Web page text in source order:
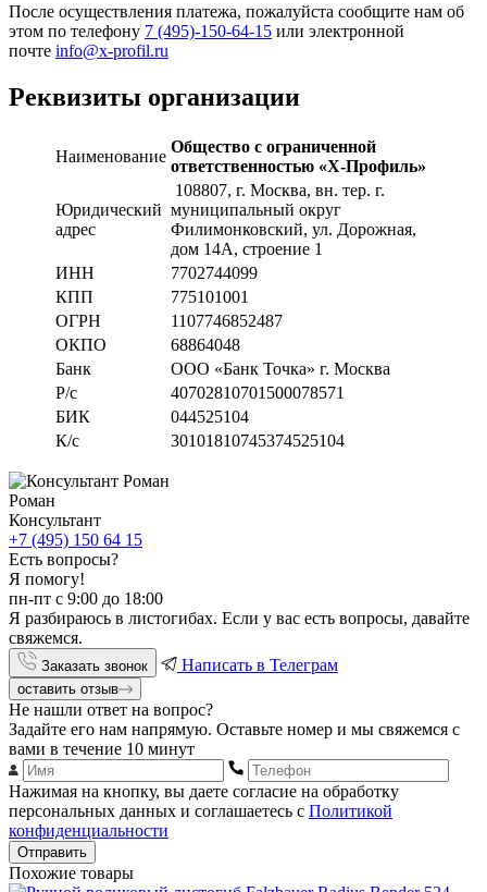
После осуществления платежа, пожалуйста сообщите нам об
этом по телефону 7 (495)-150-64-15 или электронной
почте info@x-profil.ru
Реквизиты организации
Наименование
Общество с ограниченной
ответственностью «Х-Профиль»
Юридический
адрес
108807, г. Москва, вн. тер. г.
муниципальный округ
Филимонковский, ул. Дорожная,
дом 14А, строение 1
ИНН
7702744099
КПП
775101001
ОГРН
1107746852487
ОКПО
68864048
Банк
ООО «Банк Точка» г. Москва
Р/с
40702810701500078571
БИК
044525104
К/с
30101810745374525104
Роман
Консультант
+7 (495) 150 64 15
Есть вопросы?
Я помогу!
пн-пт с 9:00 до 18:00
Я разбираюсь в листогибах. Если у вас есть вопросы, давайте
свяжемся.
Заказать звонок Написать в Телеграм
оставить отзыв
Не нашли ответ на вопрос?
Задайте его нам напрямую. Оставьте номер и мы свяжемся с
вами в течение 10 минут
Нажимая на кнопку, вы даете согласие на обработку
персональных данных и соглашаетесь с Политикой
конфиденциальности
Отправить
Похожие товары